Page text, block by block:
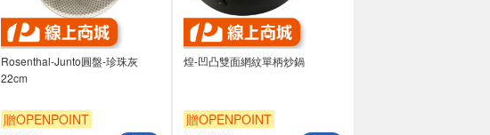
Rosenthal-Junto圓盤-珍珠灰
22cm
贈OPENPOINT
煌-凹凸雙面網紋單柄炒鍋
贈OPENPOINT